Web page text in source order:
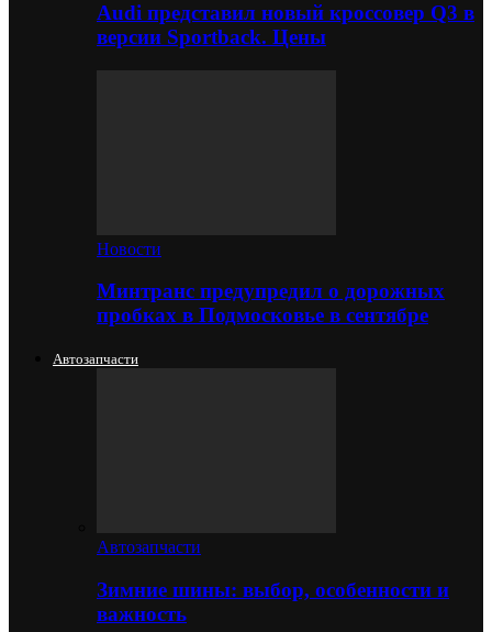
Audi представил новый кроссовер Q3 в
версии Sportback. Цены
Новости
Минтранс предупредил о дорожных
пробках в Подмосковье в сентябре
Автозапчасти
Автозапчасти
Зимние шины: выбор, особенности и
важность